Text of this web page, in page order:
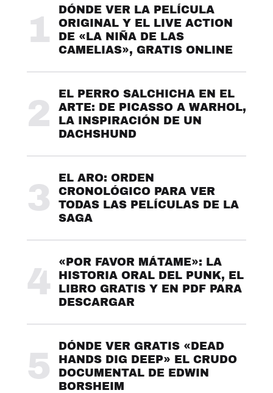
1
DÓNDE VER LA PELÍCULA
ORIGINAL Y EL LIVE ACTION
DE «LA NIÑA DE LAS
CAMELIAS», GRATIS ONLINE
2
EL PERRO SALCHICHA EN EL
ARTE: DE PICASSO A WARHOL,
LA INSPIRACIÓN DE UN
DACHSHUND
3
EL ARO: ORDEN
CRONOLÓGICO PARA VER
TODAS LAS PELÍCULAS DE LA
SAGA
4
«POR FAVOR MÁTAME»: LA
HISTORIA ORAL DEL PUNK, EL
LIBRO GRATIS Y EN PDF PARA
DESCARGAR
5
DÓNDE VER GRATIS «DEAD
HANDS DIG DEEP» EL CRUDO
DOCUMENTAL DE EDWIN
BORSHEIM